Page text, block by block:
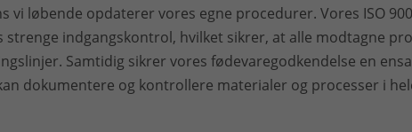
vi løbende opdaterer vores egne procedurer. Vores ISO
indgangskontrol, hvilket sikrer, at alle modtagne
Samtidig sikrer vores fødevaregodkendelse en
dokumentere og kontrollere materialer og processer i